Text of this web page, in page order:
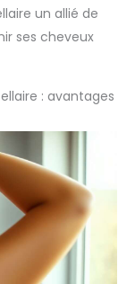
un allié de
ses cheveux
: avantages